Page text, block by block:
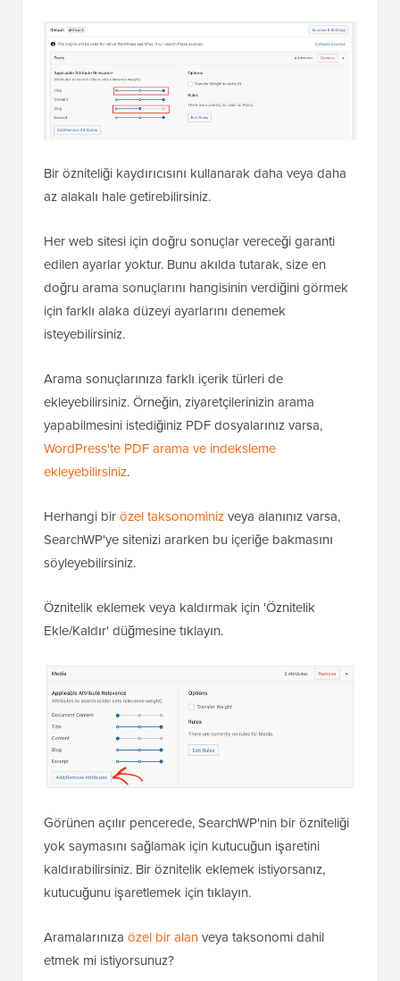
Bir özniteliği kaydırıcısını kullanarak daha veya daha
az alakalı hale getirebilirsiniz.
Her web sitesi için doğru sonuçlar vereceği garanti
edilen ayarlar yoktur. Bunu akılda tutarak, size en
doğru arama sonuçlarını hangisinin verdiğini görmek
için farklı alaka düzeyi ayarlarını denemek
isteyebilirsiniz.
Arama sonuçlarınıza farklı içerik türleri de
ekleyebilirsiniz. Örneğin, ziyaretçilerinizin arama
yapabilmesini istediğiniz PDF dosyalarınız varsa,
WordPress'te PDF arama ve indeksleme
ekleyebilirsiniz.
Herhangi birözel taksonominizveya alanınız varsa,
SearchWP'ye sitenizi ararken bu içeriğe bakmasını
söyleyebilirsiniz.
Öznitelik eklemek veya kaldırmak için 'Öznitelik
Ekle/Kaldır' düğmesine tıklayın.
Görünen açılır pencerede, SearchWP'nin bir özniteliği
yok saymasını sağlamak için kutucuğun işaretini
kaldırabilirsiniz. Bir öznitelik eklemek istiyorsanız,
kutucuğunu işaretlemek için tıklayın.
Aramalarınıza özel bir alanveya taksonomi dahil
etmek mi istiyorsunuz?